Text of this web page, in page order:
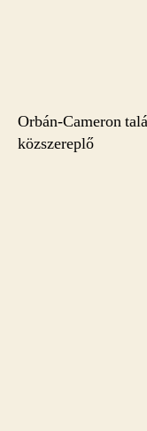
Orbán-Cameron
közszereplő